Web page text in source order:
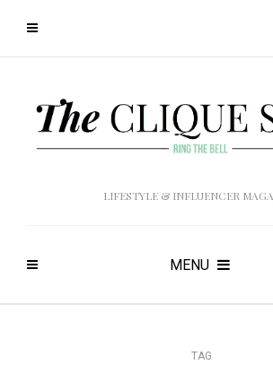
LIFESTYLE & INFLUENCER
MENU
TAG